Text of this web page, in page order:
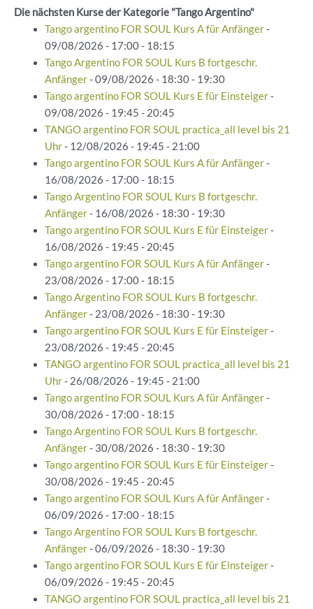
Die nächsten Kurse der Kategorie "Tango Argentino"
Tango argentino FOR SOUL Kurs A für Anfänger-
09/08/2026 - 17:00 - 18:15
Tango Argentino FOR SOUL Kurs B fortgeschr.
Anfänger- 09/08/2026 - 18:30 - 19:30
Tango argentino FOR SOUL Kurs E für Einsteiger-
09/08/2026 - 19:45 - 20:45
TANGO argentino FOR SOUL practica_all level bis 21
Uhr- 12/08/2026 - 19:45 - 21:00
Tango argentino FOR SOUL Kurs A für Anfänger-
16/08/2026 - 17:00 - 18:15
Tango Argentino FOR SOUL Kurs B fortgeschr.
Anfänger- 16/08/2026 - 18:30 - 19:30
Tango argentino FOR SOUL Kurs E für Einsteiger-
16/08/2026 - 19:45 - 20:45
Tango argentino FOR SOUL Kurs A für Anfänger-
23/08/2026 - 17:00 - 18:15
Tango Argentino FOR SOUL Kurs B fortgeschr.
Anfänger- 23/08/2026 - 18:30 - 19:30
Tango argentino FOR SOUL Kurs E für Einsteiger-
23/08/2026 - 19:45 - 20:45
TANGO argentino FOR SOUL practica_all level bis 21
Uhr- 26/08/2026 - 19:45 - 21:00
Tango argentino FOR SOUL Kurs A für Anfänger-
30/08/2026 - 17:00 - 18:15
Tango Argentino FOR SOUL Kurs B fortgeschr.
Anfänger- 30/08/2026 - 18:30 - 19:30
Tango argentino FOR SOUL Kurs E für Einsteiger-
30/08/2026 - 19:45 - 20:45
Tango argentino FOR SOUL Kurs A für Anfänger-
06/09/2026 - 17:00 - 18:15
Tango Argentino FOR SOUL Kurs B fortgeschr.
Anfänger- 06/09/2026 - 18:30 - 19:30
Tango argentino FOR SOUL Kurs E für Einsteiger-
06/09/2026 - 19:45 - 20:45
TANGO argentino FOR SOUL practica_all level bis 21